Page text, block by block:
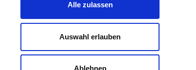
Alle zulassen
Auswahl erlauben
Ablehnen